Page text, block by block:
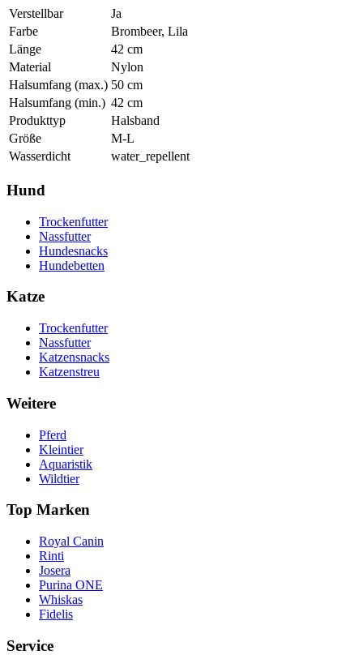
Verstellbar
Ja
Farbe
Brombeer, Lila
Länge
42 cm
Material
Nylon
Halsumfang (max.) 50 cm
Halsumfang (min.) 42 cm
Produkttyp
Halsband
Größe
M-L
Wasserdicht
water_repellent
Hund
Trockenfutter
Nassfutter
Hundesnacks
Hundebetten
Katze
Trockenfutter
Nassfutter
Katzensnacks
Katzenstreu
Weitere
Pferd
Kleintier
Aquaristik
Wildtier
Top Marken
Royal Canin
Rinti
Josera
Purina ONE
Whiskas
Fidelis
Service